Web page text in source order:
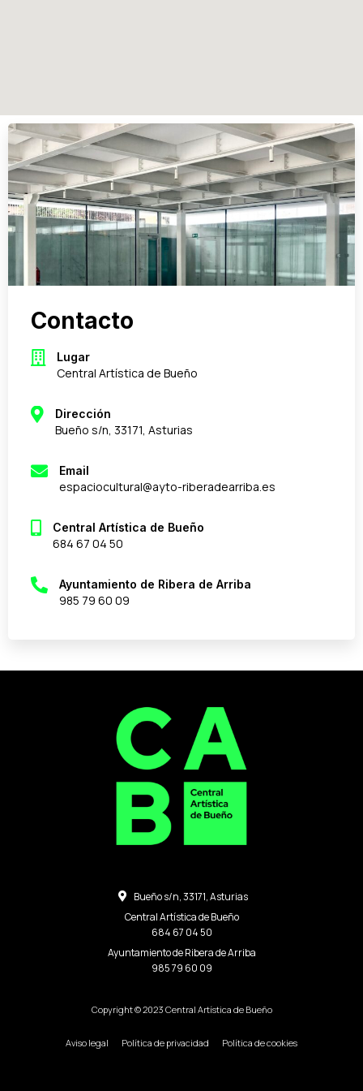
Contacto
Lugar
Central Artística de Bueño
Dirección
Bueño s/n, 33171, Asturias
Email
espaciocultural@ayto-riberadearriba.es
Central Artística de Bueño
684 67 04 50
Ayuntamiento de Ribera de Arriba
985 79 60 09
Bueño s/n, 33171, Asturias
Central Artística de Bueño
684 67 04 50
Ayuntamiento de Ribera de Arriba
985 79 60 09
Copyright © 2023 Central Artística de Bueño
Aviso legal Política de privacidad Política de cookies